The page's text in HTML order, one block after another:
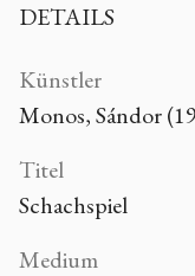
DETAILS
Künstler
Monos, Sándor
Titel
Schachspiel
Medium